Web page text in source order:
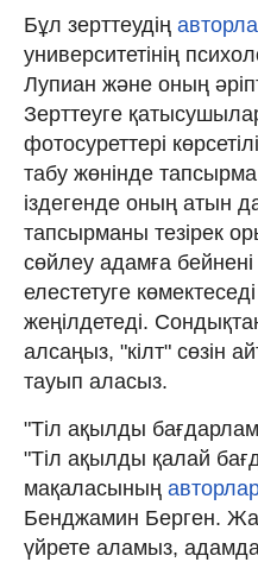
Бұл зерттеудің
университетінің
Лупиан және оның
Зерттеуге
фотосуреттері
табу жөнінде
іздегенде оның атын
тапсырманы тезірек
сөйлеу адамға
елестетуге
жеңілдетеді.
алсаңыз, "кілт" сөзін
тауып аласыз.
"Тіл ақылды
"Тіл ақылды қалай
мақаласының
Бенджамин Берген.
үйрете аламыз,